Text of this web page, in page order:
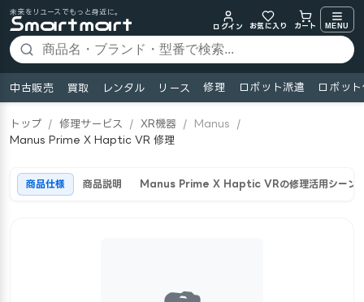
未来をリユースでもっと身近に。
ログイン
お気に入り カート MENU
中古販売 買取 レンタル リース 修理 ロボット派遣 ロボッ
トップ / 修理サービス / XR機器 / Manus
/
Manus Prime X Haptic VR 修理
商品仕様 商品説明 Manus Prime X Haptic VRの修理活用シーン